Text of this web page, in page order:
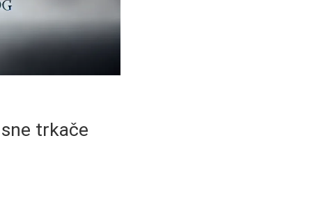
trkače